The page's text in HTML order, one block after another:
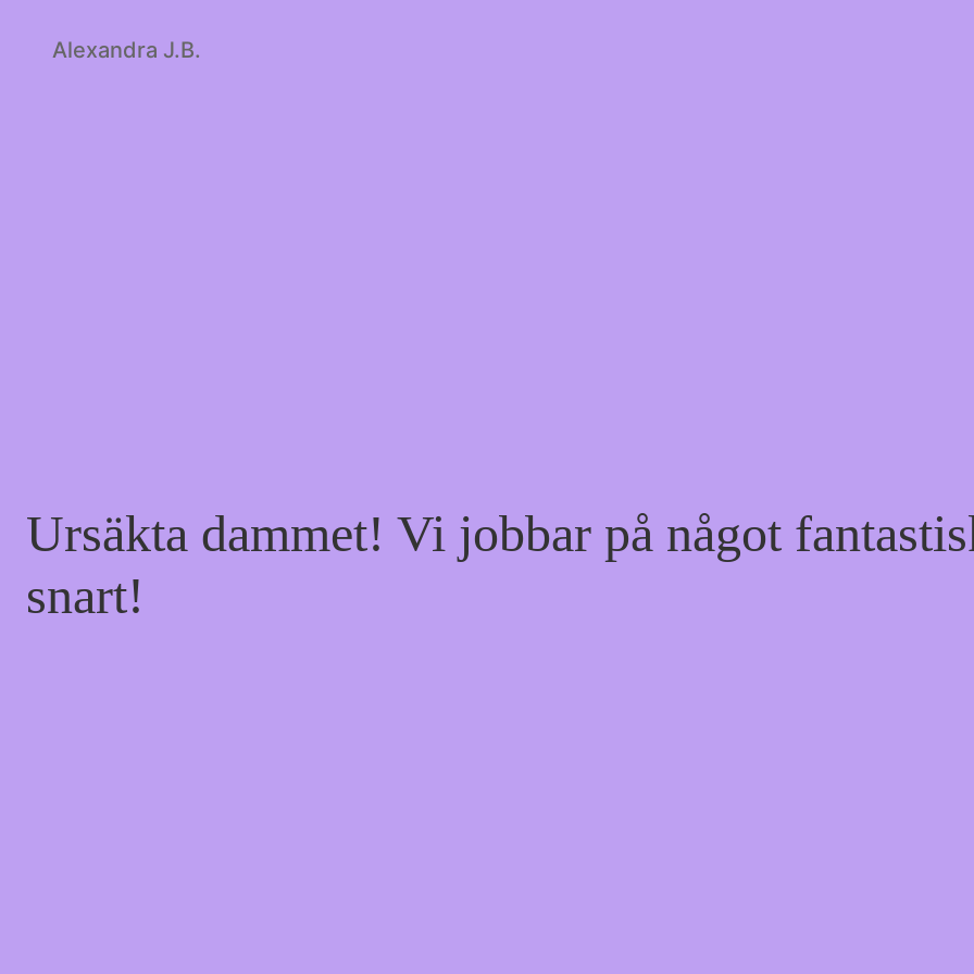
Alexandra J.B.
Ursäkta dammet! Vi jobbar på något
snart!